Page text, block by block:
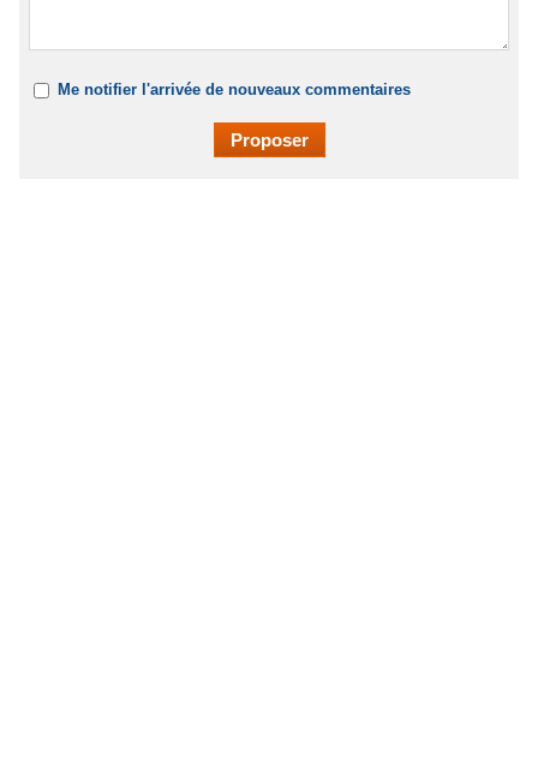
Me notifier l'arrivée de nouveaux commentaires